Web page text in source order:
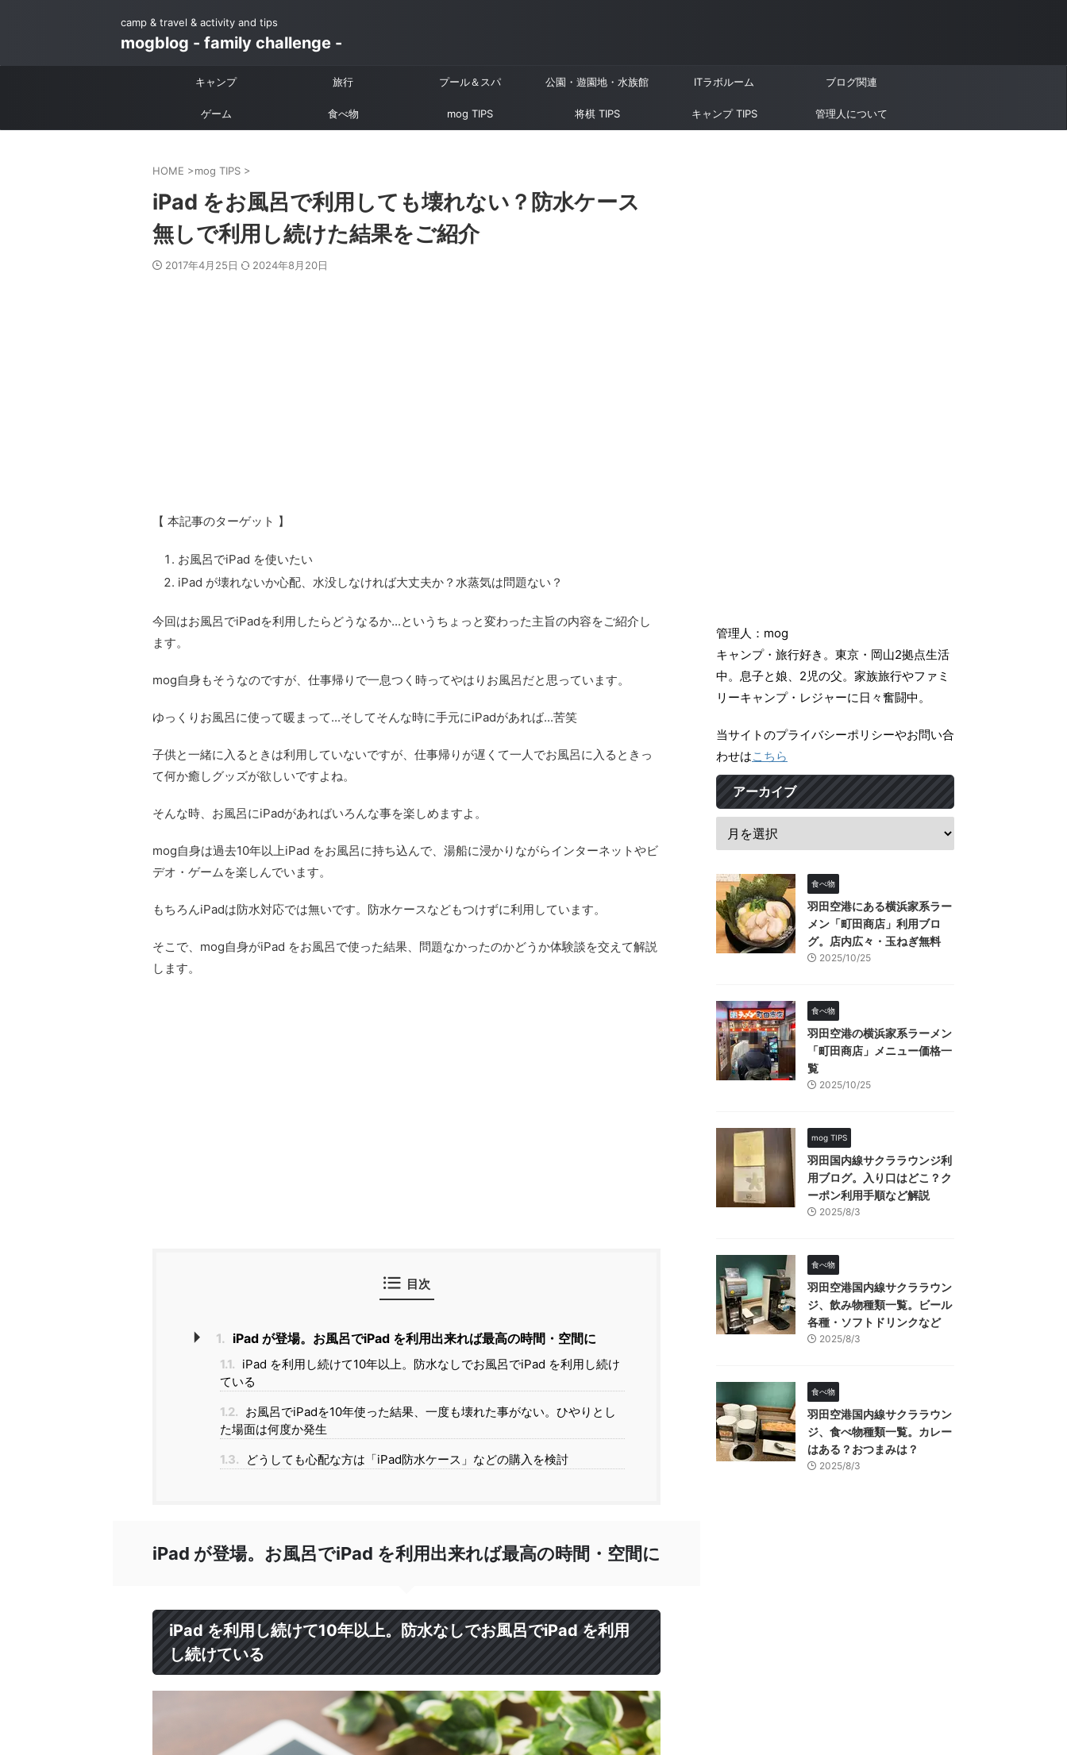
camp & travel & activity and tips
mogblog - family challenge -
キャンプ 旅行 プール＆スパ 公園・遊園地・水族館 ITラボルーム ブログ関連
ゲーム 食べ物 mog TIPS 将棋 TIPS キャンプ TIPS 管理人について
HOME >mog TIPS >
iPad をお風呂で利用しても壊れない？防水ケース
無しで利用し続けた結果をご紹介
2017年4月25日 2024年8月20日
【 本記事のターゲット 】
お風呂でiPad を使いたい
iPad が壊れないか心配、水没しなければ大丈夫か？水蒸気は問題ない？
今回はお風呂でiPadを利用したらどうなるか...というちょっと変わった主旨の内容をご紹介し
ます。
mog自身もそうなのですが、仕事帰りで一息つく時ってやはりお風呂だと思っています。
ゆっくりお風呂に使って暖まって...そしてそんな時に手元にiPadがあれば...苦笑
子供と一緒に入るときは利用していないですが、仕事帰りが遅くて一人でお風呂に入るときっ
て何か癒しグッズが欲しいですよね。
そんな時、お風呂にiPadがあればいろんな事を楽しめますよ。
mog自身は過去10年以上iPad をお風呂に持ち込んで、湯船に浸かりながらインターネットやビ
デオ・ゲームを楽しんでいます。
もちろんiPadは防水対応では無いです。防水ケースなどもつけずに利用しています。
そこで、mog自身がiPad をお風呂で使った結果、問題なかったのかどうか体験談を交えて解説
します。
目次
1. iPad が登場。お風呂でiPad を利用出来れば最高の時間・空間に
1.1. iPad を利用し続けて10年以上。防水なしでお風呂でiPad を利用し続け
ている
1.2. お風呂でiPadを10年使った結果、一度も壊れた事がない。ひやりとし
た場面は何度か発生
1.3.
どうしても心配な方は「iPad防水ケース」などの購入を検討
iPad が登場。お風呂でiPad を利用出来れば最高の時間・空間に
iPad を利用し続けて10年以上。防水なしでお風呂でiPad を利用
し続けている
管理人：mog
キャンプ・旅行好き。東京・岡山2拠点生活
中。息子と娘、2児の父。家族旅行やファミ
リーキャンプ・レジャーに日々奮闘中。
当サイトのプライバシーポリシーやお問い合
わせはこちら
アーカイブ
食べ物
羽田空港にある横浜家系ラー
メン「町田商店」利用ブロ
グ。店内広々・玉ねぎ無料
2025/10/25
食べ物
羽田空港の横浜家系ラーメン
「町田商店」メニュー価格一
覧
2025/10/25
mog TIPS
羽田国内線サクララウンジ利
用ブログ。入り口はどこ？ク
ーポン利用手順など解説
2025/8/3
食べ物
羽田空港国内線サクララウン
ジ、飲み物種類一覧。ビール
各種・ソフトドリンクなど
2025/8/3
食べ物
羽田空港国内線サクララウン
ジ、食べ物種類一覧。カレー
はある？おつまみは？
2025/8/3